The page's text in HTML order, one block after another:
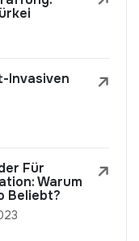
Invasiven
Für
Warum
Beliebt?